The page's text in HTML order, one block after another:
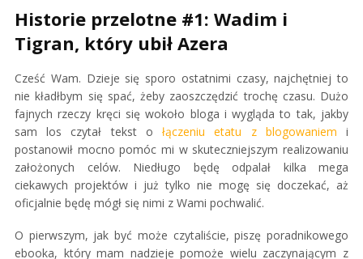
Historie przelotne #1: Wadim i
Tigran, który ubił Azera
Cześć Wam. Dzieje się sporo ostatnimi czasy, najchętniej to
nie kładłbym się spać, żeby zaoszczędzić trochę czasu. Dużo
fajnych rzeczy kręci się wokoło bloga i wygląda to tak, jakby
sam los czytał tekst ołączeniu etatu z blogowaniem i
postanowił mocno pomóc mi w skuteczniejszym realizowaniu
założonych celów. Niedługo będę odpalał kilka mega
ciekawych projektów i już tylko nie mogę się doczekać, aż
oficjalnie będę mógł się nimi z Wami pochwalić.
O pierwszym, jak być może czytaliście, piszę poradnikowego
ebooka, który mam nadzieje pomoże wielu zaczynającym z